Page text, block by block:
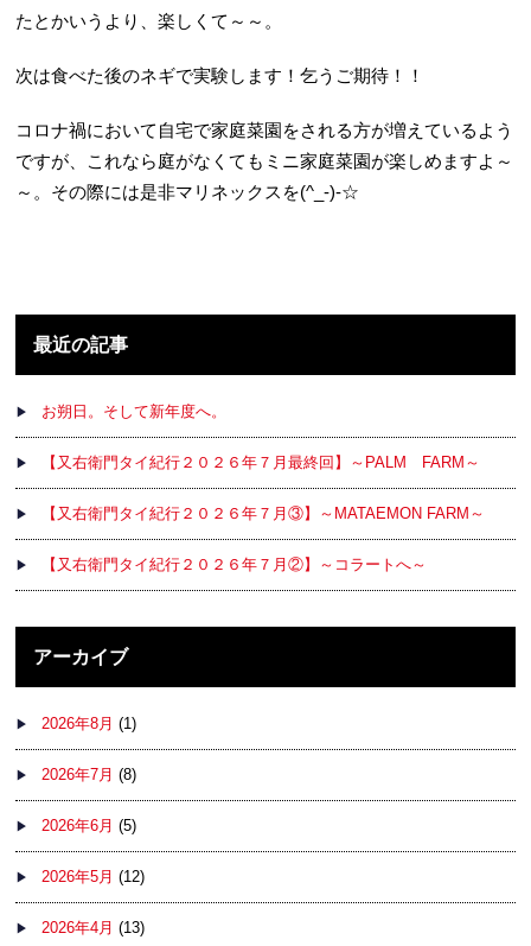
たとかいうより、楽しくて～～。
次は食べた後のネギで実験します！乞うご期待！！
コロナ禍において自宅で家庭菜園をされる方が増えているよう
ですが、これなら庭がなくてもミニ家庭菜園が楽しめますよ～
～。その際には是非マリネックスを(^_-)-☆
最近の記事
お朔日。そして新年度へ。
【又右衛門タイ紀行２０２６年７月最終回】～PALM FARM～
【又右衛門タイ紀行２０２６年７月③】～MATAEMON FARM～
【又右衛門タイ紀行２０２６年７月②】～コラートへ～
アーカイブ
2026年8月 (1)
2026年7月 (8)
2026年6月 (5)
2026年5月 (12)
2026年4月 (13)